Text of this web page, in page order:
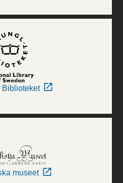
Biblioteket
museet